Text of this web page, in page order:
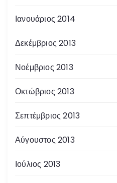
Ιανουάριος 2014
Δεκέμβριος 2013
Νοέμβριος 2013
Οκτώβριος 2013
Σεπτέμβριος 2013
Αύγουστος 2013
Ιούλιος 2013